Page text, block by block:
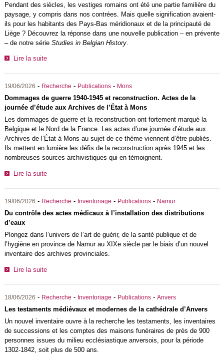
Pendant des siècles, les vestiges romains ont été une partie familière du
paysage, y compris dans nos contrées. Mais quelle signification avaient-
ils pour les habitants des Pays-Bas méridionaux et de la principauté de
Liège ? Découvrez la réponse dans une nouvelle publication – en prévente
– de notre série Studies in Belgian History.
Lire la suite
19/06/2026 - Recherche - Publications- Mons
Dommages de guerre 1940-1945 et reconstruction. Actes de la
journée d’étude aux Archives de l’État à Mons
Les dommages de guerre et la reconstruction ont fortement marqué la
Belgique et le Nord de la France. Les actes d’une journée d’étude aux
Archives de l’État à Mons au sujet de ce thème viennent d’être publiés.
Ils mettent en lumière les défis de la reconstruction après 1945 et les
nombreuses sources archivistiques qui en témoignent.
Lire la suite
19/06/2026 - Recherche - Inventoriage - Publications- Namur
Du contrôle des actes médicaux à l’installation des distributions
d’eaux
Plongez dans l’univers de l’art de guérir, de la santé publique et de
l’hygiène en province de Namur au XIXe siècle par le biais d’un nouvel
inventaire des archives provinciales.
Lire la suite
18/06/2026 - Recherche - Inventoriage - Publications- Anvers
Les testaments médiévaux et modernes de la cathédrale d’Anvers
Un nouvel inventaire ouvre à la recherche les testaments, les inventaires
de successions et les comptes des maisons funéraires de près de 900
personnes issues du milieu ecclésiastique anversois, pour la période
1302-1842, soit plus de 500 ans.